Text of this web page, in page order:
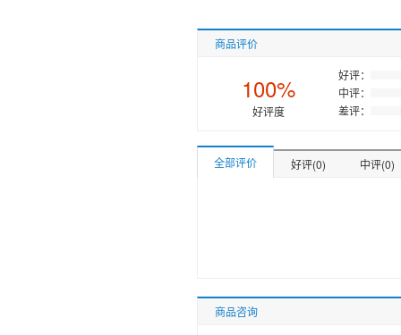
商品评价
100%
好评度
好评：
中评：
差评：
全部评价 好评(0) 中评(0)
商品咨询